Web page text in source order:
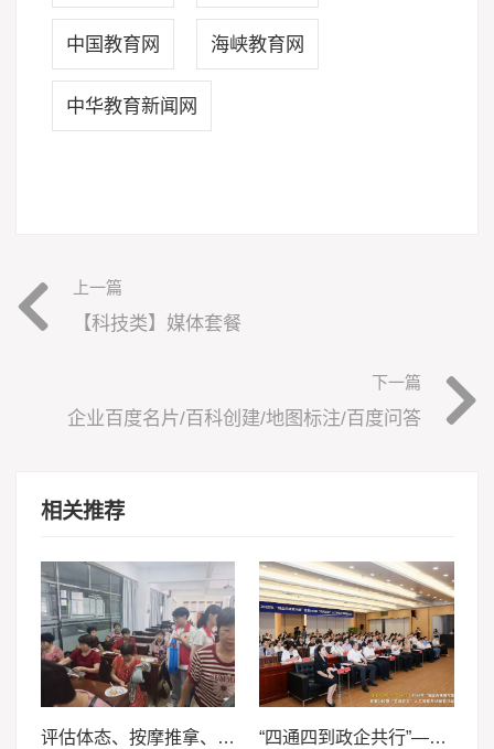
中国教育网 海峡教育网
中华教育新闻网
上一篇
【科技类】媒体套餐
下一篇
企业百度名片/百科创建/地图标注/百度问答
相关推荐
评估体态、按摩推拿、贴耳穴 ——厦门医学院志愿者把“康复门诊”搬进三社村 “四通四到政企共行”—2026年“强企先锋面对面”暨第140期“五凤论见”人工智能专场活动